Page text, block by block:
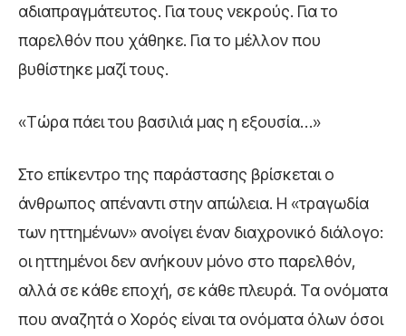
αδιαπραγμάτευτος. Για τους νεκρούς. Για το
παρελθόν που χάθηκε. Για το μέλλον που
βυθίστηκε μαζί τους.
«Τώρα πάει του βασιλιά μας η εξουσία…»
Στο επίκεντρο της παράστασης βρίσκεται ο
άνθρωπος απέναντι στην απώλεια. Η «τραγωδία
των ηττημένων» ανοίγει έναν διαχρονικό διάλογο:
οι ηττημένοι δεν ανήκουν μόνο στο παρελθόν,
αλλά σε κάθε εποχή, σε κάθε πλευρά. Τα ονόματα
που αναζητά ο Χορός είναι τα ονόματα όλων όσοι